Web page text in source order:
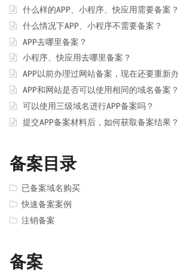
什么样的APP、小程序、快应用需要备案？
什么情况下APP、小程序不需要备案？
APP去哪里备案？
小程序、快应用去哪里备案？
APP以前办理过网站备案，现在还要重新
APP和网站是否可以使用相同的域名备案？
可以使用三级域名进行APP备案吗？
提交APP备案材料后，如何获取备案结果？
备案目录
已备案域名购买
快速备案案例
注销备案
备案